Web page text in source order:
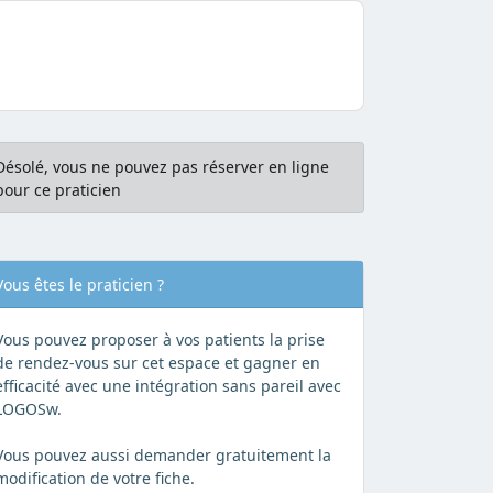
vous ne pouvez pas réserver en ligne
ce praticien
êtes le praticien ?
pouvez proposer à vos patients la prise
rendez-vous sur cet espace et gagner en
avec une intégration sans pareil avec
pouvez aussi demander gratuitement la
de votre fiche.